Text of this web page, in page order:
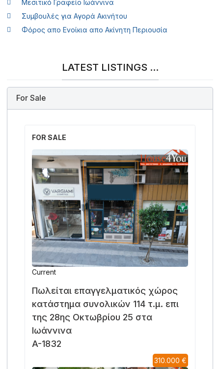
Μεσιτικό Γραφείο Ιωάννινα
Συμβουλές για Αγορά Ακινήτου
Φόρος απο Ενοίκια απο Ακίνητη Περιουσία
LATEST LISTINGS ...
For Sale
FOR SALE
Current
Πωλείται επαγγελματικός χώρος
κατάστημα συνολικών 114 τ.μ. επι
της 28ης Οκτωβρίου 25 στα
Ιωάννινα
A-1832
310.000 €